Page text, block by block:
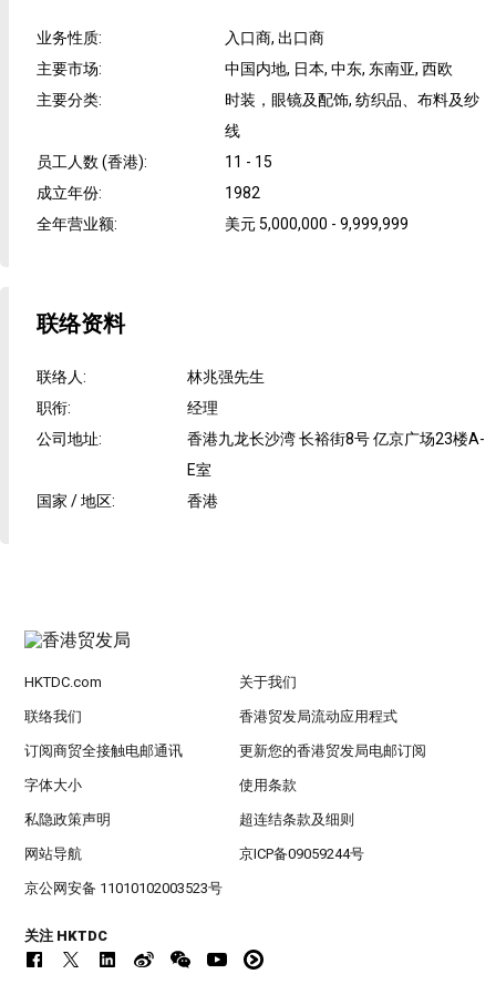
业务性质:
入口商, 出口商
主要市场:
中国内地, 日本, 中东, 东南亚, 西欧
主要分类:
时装，眼镜及配饰, 纺织品、布料及纱
线
员工人数 (香港):
11 - 15
成立年份:
1982
全年营业额: 美元 5,000,000 - 9,999,999
联络资料
联络人:
林兆强先生
职衔:
经理
公司地址:
香港九龙长沙湾 长裕街8号 亿京广场23楼A-
E室
国家 / 地区: 香港
HKTDC.com 关于我们
联络我们 香港贸发局流动应用程式
订阅商贸全接触电邮通讯 更新您的香港贸发局电邮订阅
字体大小 使用条款
私隐政策声明 超连结条款及细则
网站导航 京ICP备09059244号
京公网安备 11010102003523号
关注 HKTDC